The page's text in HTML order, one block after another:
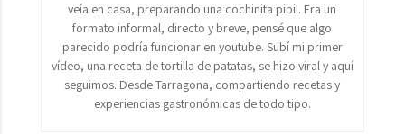
veía en casa, preparando una cochinita pibil. Era un
formato informal, directo y breve, pensé que algo
parecido podría funcionar en youtube. Subí mi primer
vídeo, una receta de tortilla de patatas, se hizo viral y aquí
seguimos. Desde Tarragona, compartiendo recetas y
experiencias gastronómicas de todo tipo.